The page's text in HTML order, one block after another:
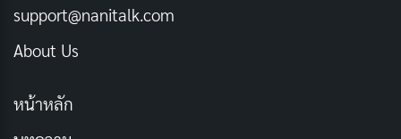
สัมผัสที่อบอุ่นเกิดขึ้นไม่ว่าจะเป็นความสัมพันธ์ประเภทใด
ขึ้นผ่านกระแสวัฒนธรรมป็อปเกาหลีและญี่ปุ่น ผู้คนจำนวน
support@nanitalk.com
About Us
หน้าหลัก